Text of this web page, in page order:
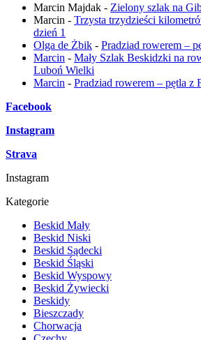
Marcin Majdak - Zielony szlak na
Marcin - Trzysta trzydzieści
dzień 1
Olga de Żbik - Pradziad rowerem –
Marcin - Mały Szlak Beskidzki na
Luboń Wielki
Marcin - Pradziad rowerem – pętla z
Facebook
Instagram
Strava
Instagram
Kategorie
Beskid Mały
Beskid Niski
Beskid Sądecki
Beskid Śląski
Beskid Wyspowy
Beskid Żywiecki
Beskidy
Bieszczady
Chorwacja